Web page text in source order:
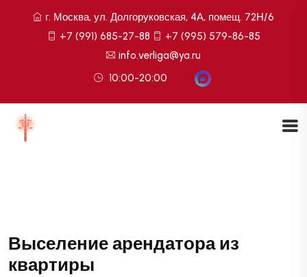
г. Москва, ул. Долгоруковская, 4А, помещ. 72Н/6
+7 (991) 685-27-88
+7 (995) 579-86-85
info.verliga@ya.ru
10:00-20:00
Выселение арендатора из
квартиры